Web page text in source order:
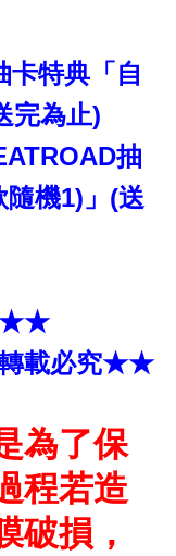
卡特典「自
完為止)
抽
機1)」(送
★★
載必究★★
為了保
程若造
破損，